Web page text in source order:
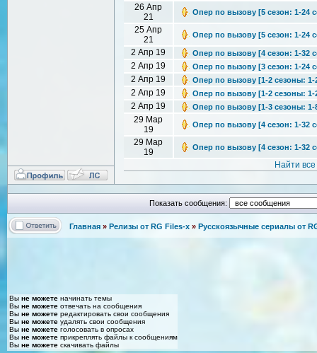
26 Апр
21
Опер по вызову [5 сезон: 1-24
25 Апр
21
Опер по вызову [5 сезон: 1-24
2 Апр 19 Опер по вызову [4 сезон: 1-32
2 Апр 19 Опер по вызову [3 сезон: 1-24
2 Апр 19 Опер по вызову [1-2 сезоны: 1-
2 Апр 19 Опер по вызову [1-2 сезоны: 1-
2 Апр 19 Опер по вызову [1-3 сезоны: 1-
29 Мар
19
Опер по вызову [4 сезон: 1-32
29 Мар
19
Опер по вызову [4 сезон: 1-32
Найти
Показать сообщения:
Главная » Релизы от RG Files-x » Русскоязычные сериалы от
Вы не можете начинать темы
Вы не можете отвечать на сообщения
Вы не можете редактировать свои сообщения
Вы не можете удалять свои сообщения
Вы не можете голосовать в опросах
Вы не можете прикреплять файлы к сообщениям
Вы не можете скачивать файлы